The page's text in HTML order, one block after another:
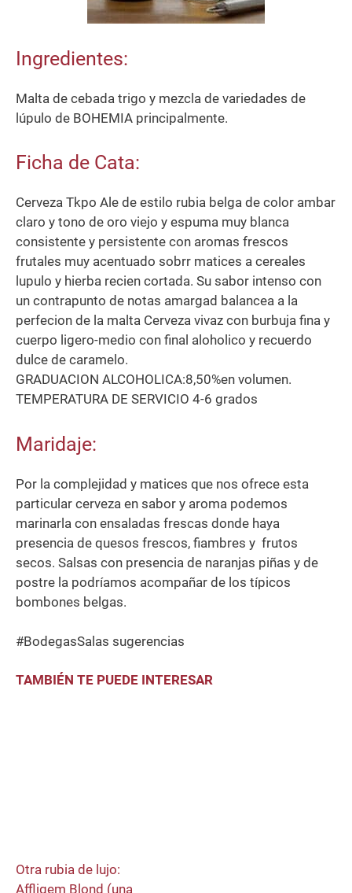
Ingredientes:
Malta de cebada trigo y mezcla de variedades de
lúpulo de BOHEMIA principalmente.
Ficha de Cata:
Cerveza Tkpo Ale de estilo rubia belga de color ambar
claro y tono de oro viejo y espuma muy blanca
consistente y persistente con aromas frescos
frutales muy acentuado sobrr matices a cereales
lupulo y hierba recien cortada. Su sabor intenso con
un contrapunto de notas amargad balancea a la
perfecion de la malta Cerveza vivaz con burbuja fina y
cuerpo ligero-medio con final aloholico y recuerdo
dulce de caramelo.
GRADUACION ALCOHOLICA:8,50%en volumen.
TEMPERATURA DE SERVICIO 4-6 grados
Maridaje:
Por la complejidad y matices que nos ofrece esta
particular cerveza en sabor y aroma podemos
marinarla con ensaladas frescas donde haya
presencia de quesos frescos, fiambres y frutos
secos. Salsas con presencia de naranjas piñas y de
postre la podríamos acompañar de los típicos
bombones belgas.
#BodegasSalas sugerencias
TAMBIÉN TE PUEDE INTERESAR
Otra rubia de lujo:
Affligem Blond (una